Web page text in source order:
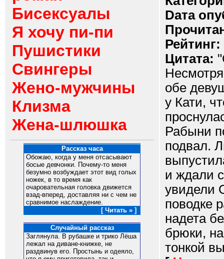
Бисексуалы
Я хочу пи-пи
Пушистики
Свингеры
Жено-мужчины
Клизма
Жена-шлюшка
Рассказ часа
Обожаю, когда у меня отсасывают
босые девчонки. Почему-то меня
безумно возбуждает этот вид голых
ножек, в то время как
очаровательная головка движется
взад-вперед, доставляя ни с чем не
сравнимое наслаждение.
[ Читать » ]
Случайный рассказ
Заглянула. В рубашке и трико Лёша
лежал на диване-книжке, не
раздвинув его. Простынь и одеяло,
Dата
Рейтинг:
Цитата:
обе
у Кати,
Рабыни
подвал.
и ждали
увидели
поводке
надета
брюки,
тонкой